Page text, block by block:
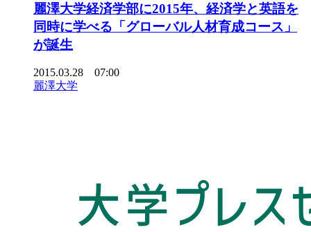
麗澤大学経済学部に2015年、経済学と英語を
同時に学べる「グローバル人材育成コース」
が誕生
2015.03.28 07:00
麗澤大学